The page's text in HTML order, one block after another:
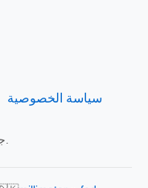
سياسة الخصوصية